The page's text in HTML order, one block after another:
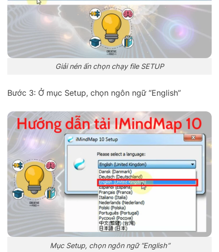
Giải nén ấn chọn chạy file SETUP
Bước 3: Ở mục Setup, chọn ngôn ngữ “English”
Mục Setup, chọn ngôn ngữ “English”